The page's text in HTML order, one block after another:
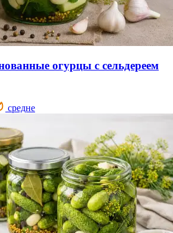
огурцы с сельдереем
средне